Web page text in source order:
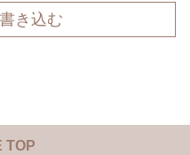
き込む
TOP